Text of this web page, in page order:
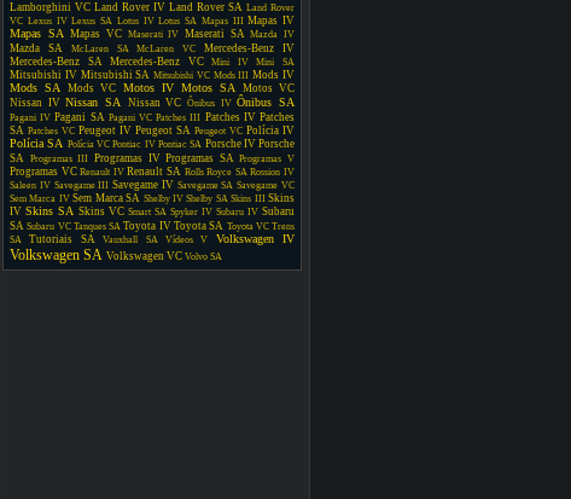
Lamborghini VC Land Rover IV Land Rover SA Land Rover
VC Lexus IV Lexus SA Lotus IV Lotus SA Mapas III Mapas IV
Mapas SA Mapas VC Maserati IV Maserati SA Mazda IV
Mazda SA McLaren SA McLaren VC
Mercedes-Benz IV
Mercedes-Benz SA
Mercedes-Benz VC Mini IV Mini SA
Mitsubishi IV Mitsubishi SA Mitsubishi VC Mods III Mods IV
Mods SA Mods VC Motos IV Motos SA
Motos VC
Nissan IV Nissan SA Nissan VC Ônibus IV Ônibus SA
Pagani IV Pagani SA Pagani VC Patches III Patches IV Patches
SA Patches VC Peugeot IV Peugeot SA Peugeot VC Polícia IV
Polícia SA Polícia VC Pontiac IV Pontiac SA Porsche IV Porsche
SA Programas III Programas IV Programas SA Programas V
Programas VC Renault IV Renault SA Rolls Royce SA Rossion IV
Saleen IV Savegame III Savegame IV Savegame SA Savegame VC
Sem Marca IV Sem Marca SA Shelby IV Shelby SA Skins III Skins
IV Skins SA Skins VC Smart SA Spyker IV Subaru IV Subaru
SA Subaru VC Tanques SA Toyota IV Toyota SA Toyota VC Trens
SA
Tutoriais SA Vauxhall SA Vídeos V Volkswagen IV
Volkswagen SA Volkswagen VC Volvo SA